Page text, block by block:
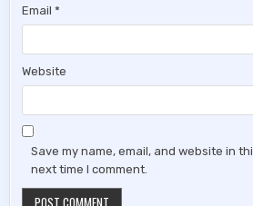
Email*
Website
Save my name, email, and website in
next time I comment.